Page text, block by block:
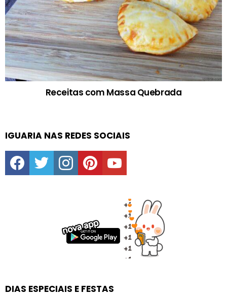
Receitas com Massa Quebrada
IGUARIA NAS REDES SOCIAIS
facebooktwitter instagrampinterestyoutube
DIAS ESPECIAIS E FESTAS